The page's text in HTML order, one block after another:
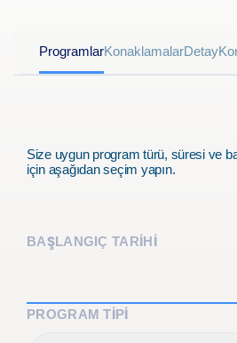
sıralamasında ilk 100'e
akademik mükemmellik
ProgramlarKonaklamalarDetay
Size uygun program türü, süresi ve
için aşağıdan seçim yapın.
BAŞLANGIÇ TARİHİ
PROGRAM TIPI